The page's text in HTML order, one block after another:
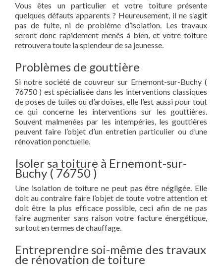
Vous êtes un particulier et votre toiture présente
quelques défauts apparents ? Heureusement, il ne s’agit
pas de fuite, ni de problème d’isolation. Les travaux
seront donc rapidement menés à bien, et votre toiture
retrouvera toute la splendeur de sa jeunesse.
Problèmes de gouttière
Si notre société de couvreur sur Ernemont-sur-Buchy (
76750 ) est spécialisée dans les interventions classiques
de poses de tuiles ou d’ardoises, elle l’est aussi pour tout
ce qui concerne les interventions sur les gouttières.
Souvent malmenées par les intempéries, les gouttières
peuvent faire l’objet d’un entretien particulier ou d’une
rénovation ponctuelle.
Isoler sa toiture à Ernemont-sur-
Buchy ( 76750 )
Une isolation de toiture ne peut pas être négligée. Elle
doit au contraire faire l’objet de toute votre attention et
doit être la plus efficace possible, ceci afin de ne pas
faire augmenter sans raison votre facture énergétique,
surtout en termes de chauffage.
Entreprendre soi-même des travaux
de rénovation de toiture